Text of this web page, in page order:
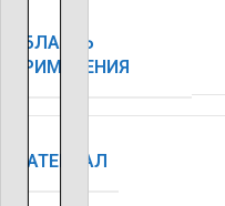
ОБЛАСТЬ
ПРИМЕНЕНИЯ
МАТЕРИАЛ